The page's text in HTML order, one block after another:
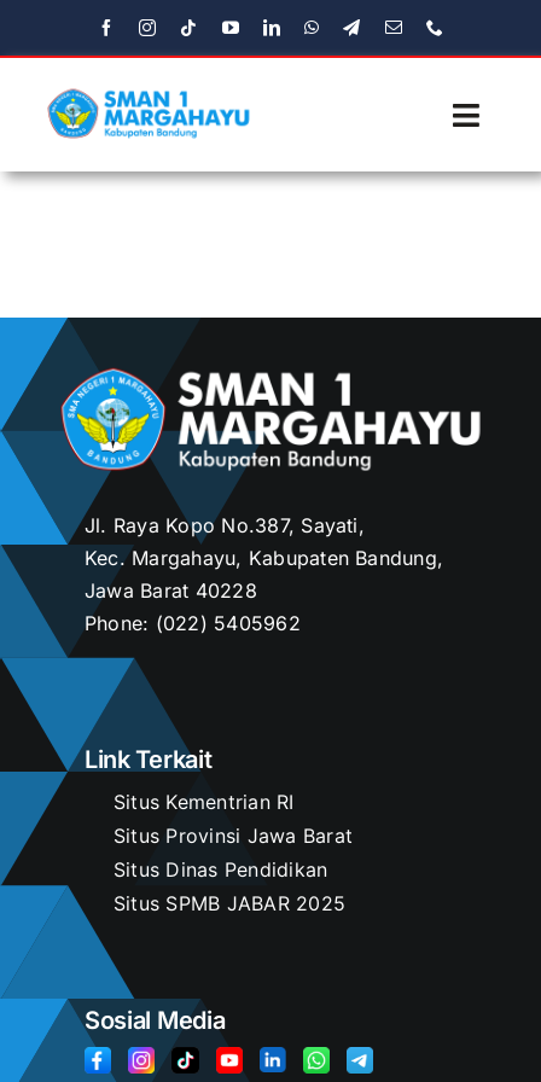
Fasilitas
Ekstrakulikuler
Media
Aplikasi
Kontak
Jl. Raya Kopo No.387, Sayati,
Kec. Margahayu, Kabupaten Bandung,
Jawa Barat 40228
Phone: (022) 5405962
Link Terkait
Situs Kementrian RI
Situs Provinsi Jawa Barat
Situs Dinas Pendidikan
Situs SPMB JABAR 2025
Sosial Media